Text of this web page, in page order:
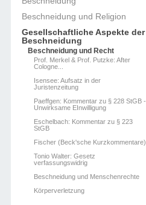
Beschneidung und Religion
Gesellschaftliche Aspekte der
Beschneidung
Beschneidung und Recht
Prof. Merkel & Prof. Putzke: After
Cologne...
Isensee: Aufsatz in der
Juristenzeitung
Paeffgen: Kommentar zu § 228 StGB -
Unwirksame EInwilligung
Eschelbach: Kommentar zu § 223
StGB
Fischer (Beck'sche Kurzkommentare)
Tonio Walter: Gesetz
verfassungswidrig
Beschneidung und Menschenrechte
Körperverletzung